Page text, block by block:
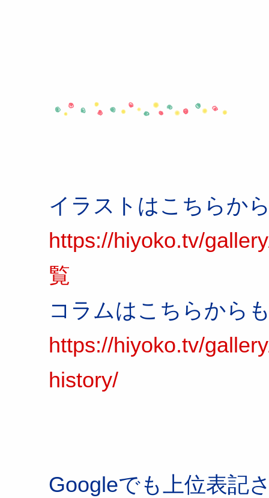
イラストはこちら
https://hiyoko.tv/
覧
コラムはこちらか
https://hiyoko.tv/
history/
Googleでも上位表記